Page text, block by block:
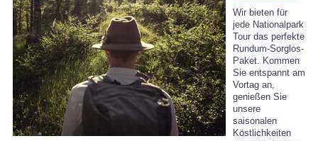
Wir bieten für
jede Nationalpark
Tour das perfekte
Rundum-Sorglos-
Paket. Kommen
Sie entspannt am
Vortag an,
genießen Sie
unsere
saisonalen
Köstlichkeiten